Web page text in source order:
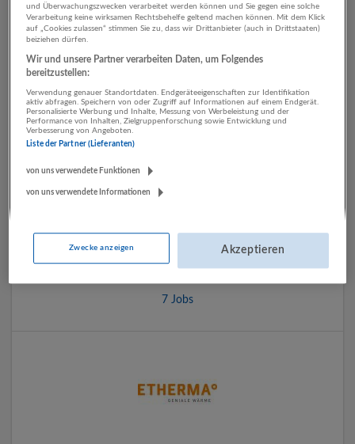
Bau | Holz | Immobilien Hillebrand
Bau
Chef Partie Catering
7 Jobs
und Überwachungszwecken verarbeitet werden können und Sie gegen eine solche
Verarbeitung keine wirksamen Rechtsbehelfe geltend machen können. Mit dem Klick
auf „Cookies zulassen“ stimmen Sie zu, dass wir Drittanbieter (auch in Drittstaaten)
beiziehen dürfen.
Wir und unsere Partner verarbeiten Daten, um Folgendes
bereitzustellen:
Verwendung genauer Standortdaten. Endgeräteeigenschaften zur Identifikation
aktiv abfragen. Speichern von oder Zugriff auf Informationen auf einem Endgerät.
Personalisierte Werbung und Inhalte, Messung von Werbeleistung und der
Performance von Inhalten, Zielgruppenforschung sowie Entwicklung und
Verbesserung von Angeboten.
Liste der Partner (Lieferanten)
von uns verwendete Funktionen
von uns verwendete Informationen
Zwecke anzeigen Akzeptieren